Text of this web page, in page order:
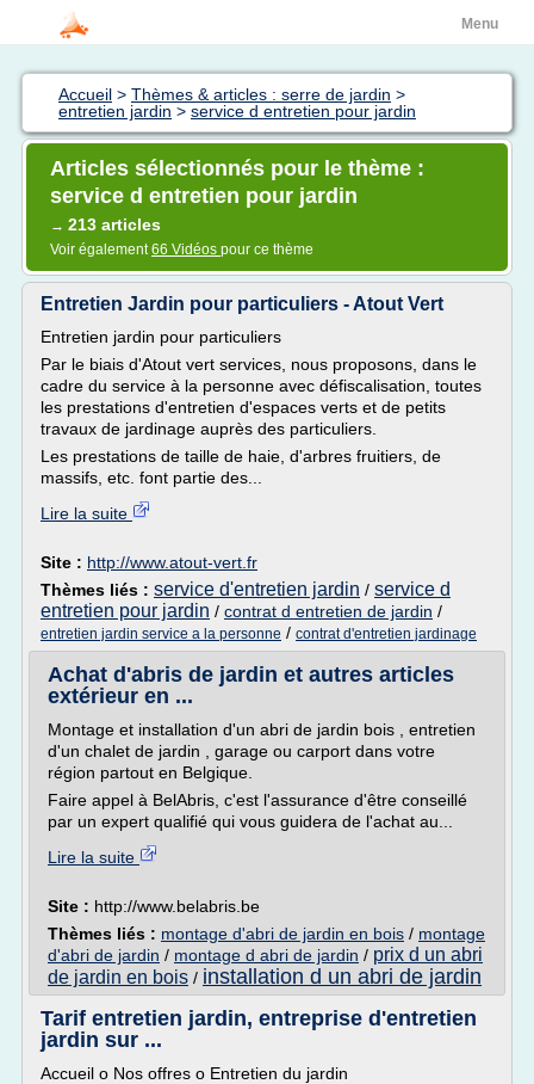
Menu
Accueil > Thèmes & articles : serre de jardin >
entretien jardin > service d entretien pour jardin
Articles sélectionnés pour le thème :
service d entretien pour jardin
→ 213 articles
Voir également66 Vidéos pour ce thème
Entretien Jardin pour particuliers - Atout Vert
Entretien jardin pour particuliers
Par le biais d'Atout vert services, nous proposons, dans le
cadre du service à la personne avec défiscalisation, toutes
les prestations d'entretien d'espaces verts et de petits
travaux de jardinage auprès des particuliers.
Les prestations de taille de haie, d'arbres fruitiers, de
massifs, etc. font partie des...
Lire la suite
Site : http://www.atout-vert.fr
Thèmes liés : service d'entretien jardin / service d
entretien pour jardin / contrat d entretien de jardin /
entretien jardin service a la personne / contrat d'entretien jardinage
Achat d'abris de jardin et autres articles
extérieur en ...
Montage et installation d'un abri de jardin bois , entretien
d'un chalet de jardin , garage ou carport dans votre
région partout en Belgique.
Faire appel à BelAbris, c'est l'assurance d'être conseillé
par un expert qualifié qui vous guidera de l'achat au...
Lire la suite
Site : http://www.belabris.be
Thèmes liés : montage d'abri de jardin en bois / montage
d'abri de jardin / montage d abri de jardin / prix d un abri
de jardin en bois / installation d un abri de jardin
Tarif entretien jardin, entreprise d'entretien
jardin sur ...
Accueil o Nos offres o Entretien du jardin